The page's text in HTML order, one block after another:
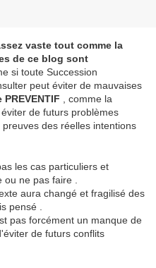
vaste tout comme la
de ce blog sont
si toute Succession
peut éviter de mauvaises
PREVENTIF , comme la
de futurs problèmes
des réelles intentions
les cas particuliers et
ne pas faire .
aura changé et fragilisé des
pensé .
pas forcément un manque de
de futurs conflits